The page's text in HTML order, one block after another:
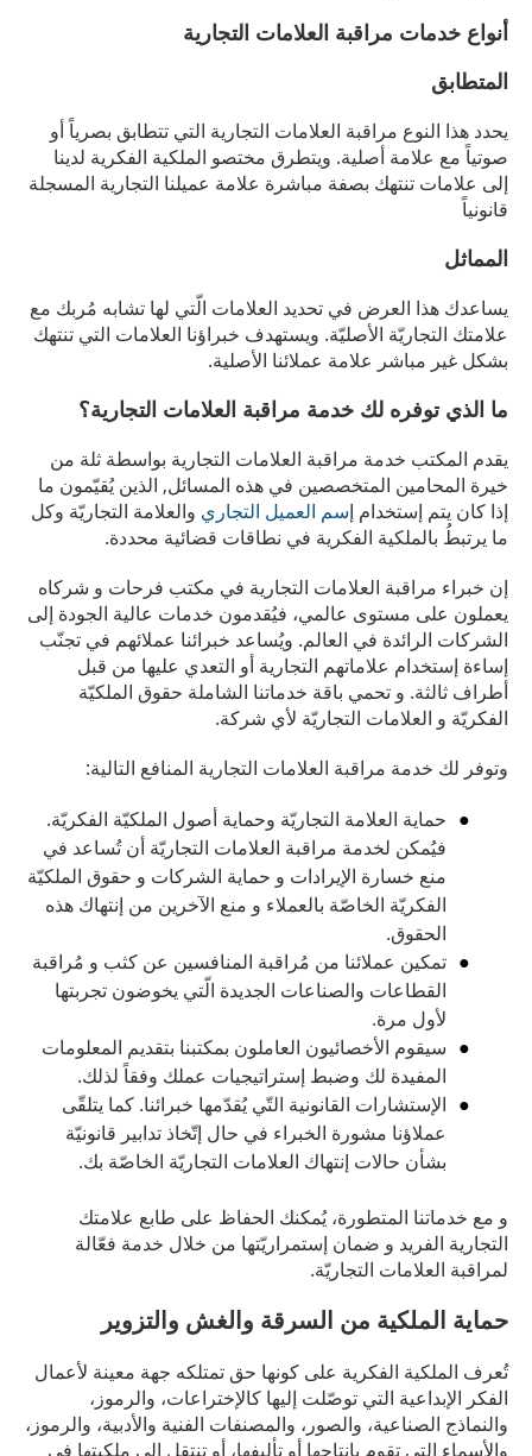
أنواع خدمات مراقبة العلامات التجارية
المتطابق
يحدد هذا النوع مراقبة العلامات التجارية التي تتطابق بصرياً أو
صوتياً مع علامة أصلية. ويتطرق مختصو الملكية الفكرية لدينا
إلى علامات تنتهك بصفة مباشرة علامة عميلنا التجارية المسجلة
قانونياً
المماثل
يساعدك هذا العرض في تحديد العلامات الّتي لها تشابه مُربك مع
علامتك التجاريّة الأصليّة. ويستهدف خبراؤنا العلامات التي تنتهك
بشكل غير مباشر علامة عملائنا الأصلية.
ما الذي توفره لك خدمة مراقبة العلامات التجارية؟
يقدم المكتب خدمة مراقبة العلامات التجارية بواسطة ثلة من
خيرة المحامين المتخصصين في هذه المسائل, الذين يُقيّمون ما
إذا كان يتم إستخدام إسم العميل التجاري والعلامة التجاريّة وكل
ما يرتبطُ بالملكية الفكرية في نطاقات قضائية محددة.
إن خبراء مراقبة العلامات التجارية في مكتب فرحات و شركاه
يعملون على مستوى عالمي، فيُقدمون خدمات عالية الجودة إلى
الشركات الرائدة في العالم. ويُساعد خبرائنا عملائهم في تجنّب
إساءة إستخدام علاماتهم التجارية أو التعدي عليها من قبل
أطراف ثالثة. و تحمي باقة خدماتنا الشاملة حقوق الملكيّة
الفكريّة و العلامات التجاريّة لأي شركة.
وتوفر لك خدمة مراقبة العلامات التجارية المنافع التالية:
حماية العلامة التجاريّة وحماية أصول الملكيّة الفكريّة.
فيُمكن لخدمة مراقبة العلامات التجاريّة أن تُساعد في
منع خسارة الإيرادات و حماية الشركات و حقوق الملكيّة
الفكريّة الخاصّة بالعملاء و منع الآخرين من إنتهاك هذه
الحقوق.
تمكين عملائنا من مُراقبة المنافسين عن كثب و مُراقبة
القطاعات والصناعات الجديدة الّتي يخوضون تجربتها
لأول مرة.
سيقوم الأخصائيون العاملون بمكتبنا بتقديم المعلومات
المفيدة لك وضبط إستراتيجيات عملك وفقاً لذلك.
الإستشارات القانونية التّي يُقدّمها خبرائنا. كما يتلقّى
عملاؤنا مشورة الخبراء في حال إتّخاذ تدابير قانونيّة
بشأن حالات إنتهاك العلامات التجاريّة الخاصّة بك.
و مع خدماتنا المتطورة، يُمكنك الحفاظ على طابع علامتك
التجارية الفريد و ضمان إستمراريّتها من خلال خدمة فعّالة
لمراقبة العلامات التجاريّة.
حماية الملكية من السرقة والغش والتزوير
تُعرف الملكية الفكرية على كونها حق تمتلكه جهة معينة لأعمال
الفكر الإبداعية التي توصّلت إليها كالإختراعات، والرموز،
والنماذج الصناعية، والصور، والمصنفات الفنية والأدبية، والرموز،
والأسماء التي تقوم بإنتاجها أو تأليفها، أو تنتقل إلى ملكيتها في